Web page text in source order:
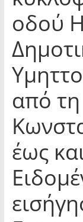
οδού
από
έως